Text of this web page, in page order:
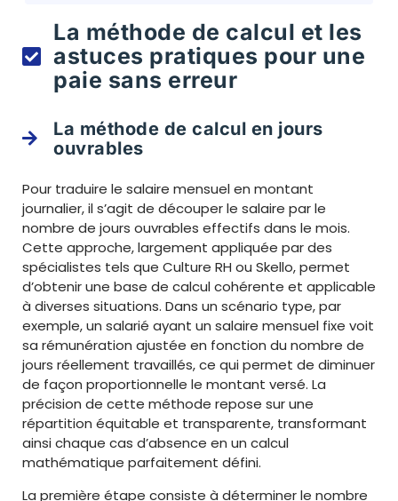
La méthode de calcul et les
astuces pratiques pour une
paie sans erreur
La méthode de calcul en jours
ouvrables
Pour traduire le salaire mensuel en montant
journalier, il s’agit de découper le salaire par le
nombre de jours ouvrables effectifs dans le mois.
Cette approche, largement appliquée par des
spécialistes tels que Culture RH ou Skello, permet
d’obtenir une base de calcul cohérente et applicable
à diverses situations. Dans un scénario type, par
exemple, un salarié ayant un salaire mensuel fixe voit
sa rémunération ajustée en fonction du nombre de
jours réellement travaillés, ce qui permet de diminuer
de façon proportionnelle le montant versé. La
précision de cette méthode repose sur une
répartition équitable et transparente, transformant
ainsi chaque cas d’absence en un calcul
mathématique parfaitement défini.
La première étape consiste à déterminer le nombre